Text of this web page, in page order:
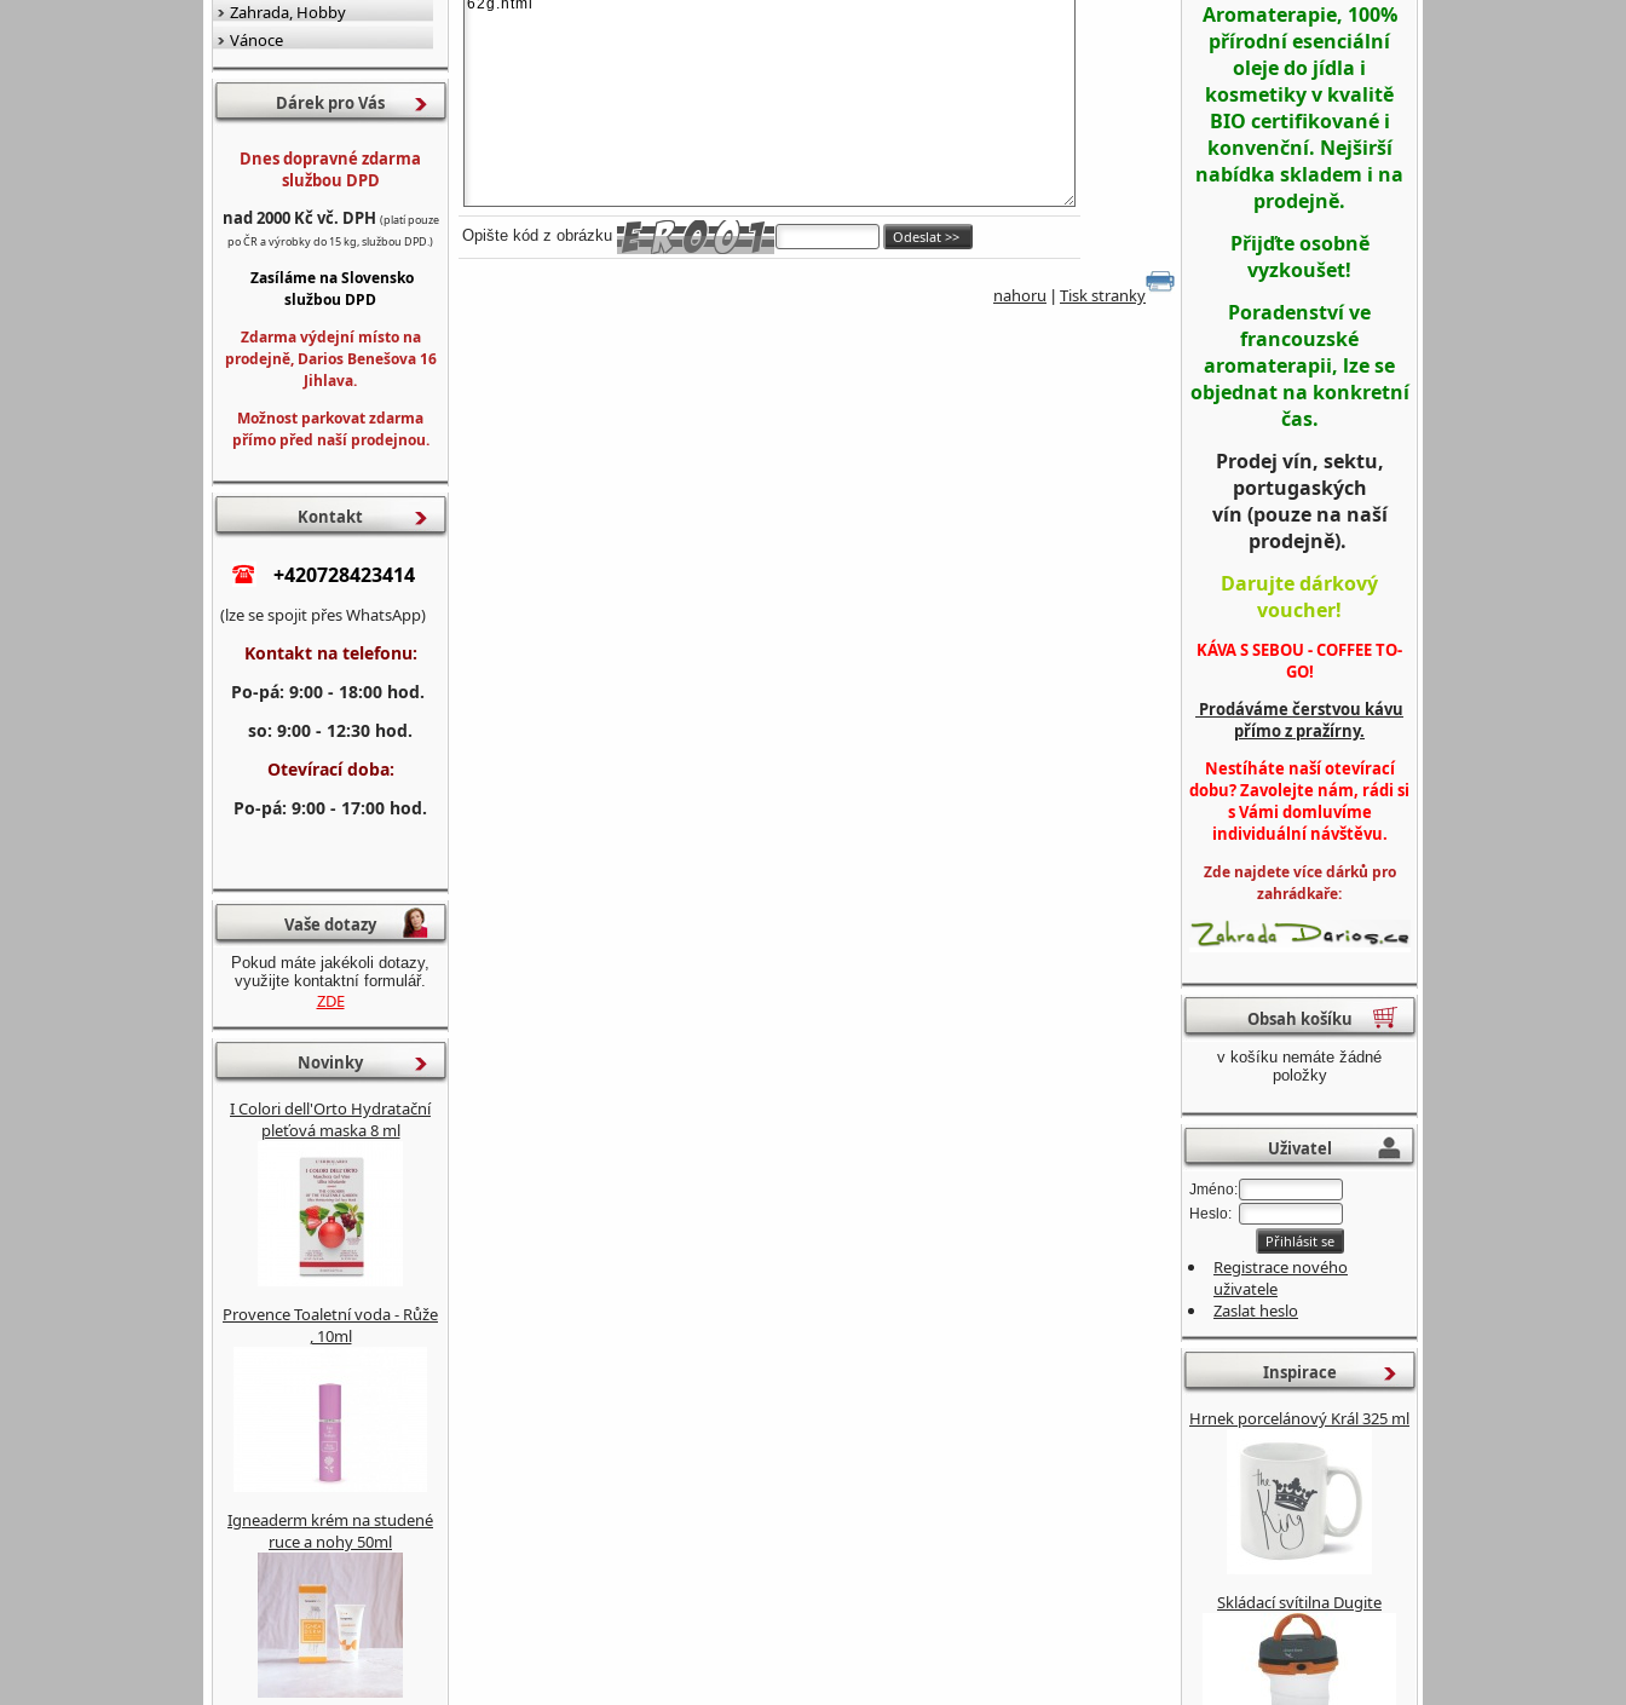
Opište kód z obrázku
nahoru Tisk stranky
Zahrada, Hobby
Vánoce
Dárek pro Vás
Dnes dopravné zdarma
službou DPD
nad 2000 Kč vč. DPH (platí pouze
po ČR a výrobky do 15 kg, službou DPD.)
Zasíláme na Slovensko
službou DPD
Zdarma výdejní místo na
prodejně, Darios Benešova 16
Jihlava.
Možnost parkovat zdarma
přímo před naší prodejnou.
Kontakt
+420728423414
(lze se spojit přes WhatsApp)
Kontakt na telefonu:
Po-pá: 9:00 - 18:00 hod.
so: 9:00 - 12:30 hod.
Otevírací doba:
Po-pá: 9:00 - 17:00 hod.
Vaše dotazy
Pokud máte jakékoli dotazy,
využijte kontaktní formulář.
ZDE
Novinky
I Colori dell'Orto Hydratační
pleťová maska 8 ml
Provence Toaletní voda - Růže
, 10ml
Igneaderm krém na studené
ruce a nohy 50ml
Aromaterapie, 100%
přírodní esenciální
oleje do jídla i
kosmetiky v kvalitě
BIO certifikované i
konvenční. Nejširší
nabídka skladem i na
prodejně.
Přijďte osobně
vyzkoušet!
Poradenství ve
francouzské
aromaterapii, lze se
objednat na konkretní
čas.
Prodej vín, sektu,
portugaských
vín (pouze na naší
prodejně).
Darujte dárkový
voucher!
KÁVA S SEBOU - COFFEE TO-
GO!
Prodáváme čerstvou kávu
přímo z pražírny.
Nestíháte naší otevírací
dobu? Zavolejte nám, rádi si
s Vámi domluvíme
individuální návštěvu.
Zde najdete více dárků pro
zahrádkaře:
Obsah košíku
v košíku nemáte žádné
položky
Uživatel
Jméno:
Heslo:
Registrace nového
uživatele
Zaslat heslo
Inspirace
Hrnek porcelánový Král 325 ml
Skládací svítilna Dugite